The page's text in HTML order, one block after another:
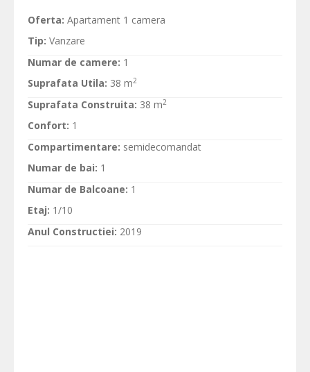
Oferta: Apartament 1 camera
Tip: Vanzare
Numar de camere: 1
Suprafata Utila: 38 m2
Suprafata Construita: 38 m2
Confort: 1
Compartimentare: semidecomandat
Numar de bai: 1
Numar de Balcoane: 1
Etaj: 1/10
Anul Constructiei: 2019